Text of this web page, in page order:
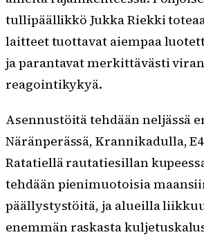
tullipäällikkö Jukka Riekki
laitteet tuottavat aiempaa
ja parantavat merkittävästi
reagointikykyä.
Asennustöitä tehdään neljässä
Näränperässä, Krannikadulla,
Ratatiellä rautatiesillan
tehdään pienimuotoisia
päällystystöitä, ja alueilla
enemmän raskasta